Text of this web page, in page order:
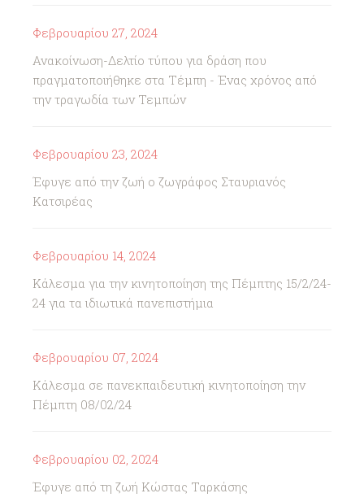
Φεβρουαρίου 27, 2024
Ανακοίνωση-Δελτίο τύπου για δράση που
πραγματοποιήθηκε στα Τέμπη - Ένας χρόνος από
την τραγωδία των Τεμπών
Φεβρουαρίου 23, 2024
Έφυγε από την ζωή ο ζωγράφος Σταυριανός
Κατσιρέας
Φεβρουαρίου 14, 2024
Κάλεσμα για την κινητοποίηση της Πέμπτης 15/2/24-
24 για τα ιδιωτικά πανεπιστήμια
Φεβρουαρίου 07, 2024
Κάλεσμα σε πανεκπαιδευτική κινητοποίηση την
Πέμπτη 08/02/24
Φεβρουαρίου 02, 2024
Έφυγε από τη ζωή Κώστας Ταρκάσης